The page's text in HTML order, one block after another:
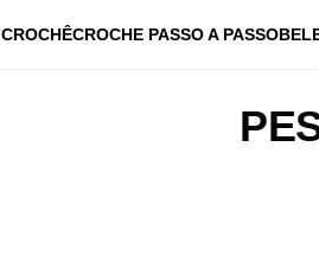
CROCHÊCROCHE PASSO A PASSO